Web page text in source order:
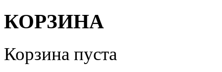
КОРЗИНА
Корзина пуста